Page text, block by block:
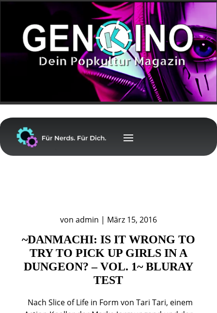
von admin | März 15, 2016
~DANMACHI: IS IT WRONG TO
TRY TO PICK UP GIRLS IN A
DUNGEON? – VOL. 1~ BLURAY
TEST
Nach Slice of Life in Form von Tari Tari, einem